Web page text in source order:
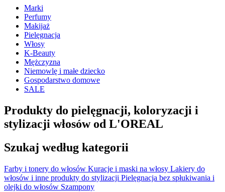
Marki
Perfumy
Makijaż
Pielęgnacja
Włosy
K-Beauty
Mężczyzna
Niemowlę i małe dziecko
Gospodarstwo domowe
SALE
Produkty do pielęgnacji, koloryzacji i
stylizacji włosów od L'OREAL
Szukaj według kategorii
Farby i tonery do włosów Kuracje i maski na włosy Lakiery do
włosów i inne produkty do stylizacji Pielęgnacja bez spłukiwania i
olejki do włosów Szampony